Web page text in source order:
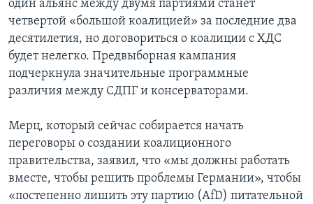
один альянс между двумя партиями станет
четвертой «большой коалицией» за последние два
десятилетия, но договориться о коалиции с ХДС
будет нелегко. Предвыборная кампания
подчеркнула значительные программные
различия между СДПГ и консерваторами.
Мерц, который сейчас собирается начать
переговоры о создании коалиционного
правительства, заявил, что «мы должны работать
вместе, чтобы решить проблемы Германии», чтобы
«постепенно лишить эту партию (AfD) питательной